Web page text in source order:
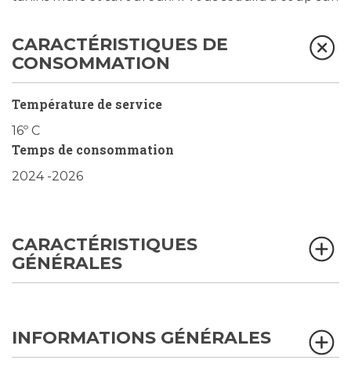
CARACTÉRISTIQUES DE
CONSOMMATION
Température de service
16º C
Temps de consommation
2024 -2026
CARACTÉRISTIQUES
GÉNÉRALES
INFORMATIONS GÉNÉRALES